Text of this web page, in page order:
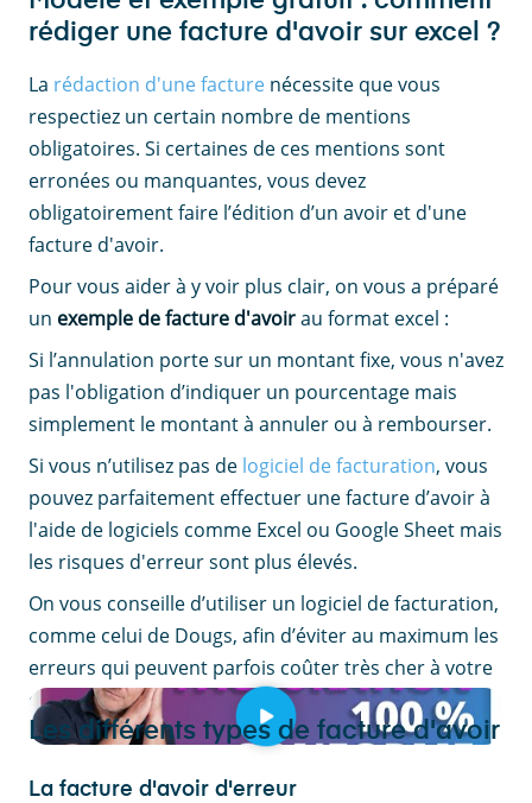
rédiger une facture d'avoir sur excel ?
La rédaction d'une facture nécessite que vous
respectiez un certain nombre de mentions
obligatoires. Si certaines de ces mentions sont
erronées ou manquantes, vous devez
obligatoirement faire l’édition d’un avoir et d'une
facture d'avoir.
Pour vous aider à y voir plus clair, on vous a préparé
un exemple de facture d'avoirau format excel :
Si l’annulation porte sur un montant fixe, vous n'avez
pas l'obligation d’indiquer un pourcentage mais
simplement le montant à annuler ou à rembourser.
Si vous n’utilisez pas de logiciel de facturation, vous
pouvez parfaitement effectuer une facture d’avoir à
l'aide de logiciels comme Excel ou Google Sheet mais
les risques d'erreur sont plus élevés.
On vous conseille d’utiliser un logiciel de facturation,
comme celui de Dougs, afin d’éviter au maximum les
erreurs qui peuvent parfois coûter très cher à votre
entreprise.
Les différents types de facture d'avoir
La facture d'avoir d'erreur